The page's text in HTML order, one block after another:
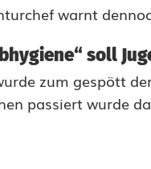
warnt
soll
zum gespött
passiert wurde